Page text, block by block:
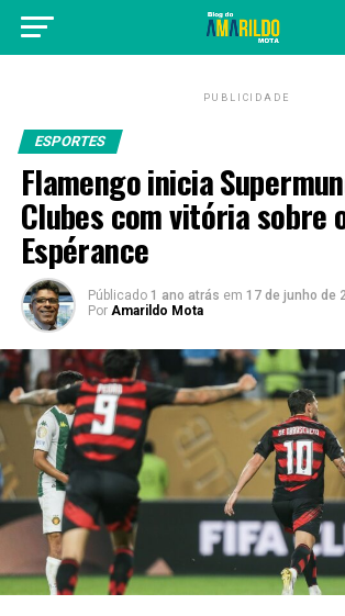
PUBLICIDADE
ESPORTES
Flamengo inicia
Clubes com vitória sobre
Espérance
Públicado 1 ano atrás em 17 de junho de
Por Amarildo Mota